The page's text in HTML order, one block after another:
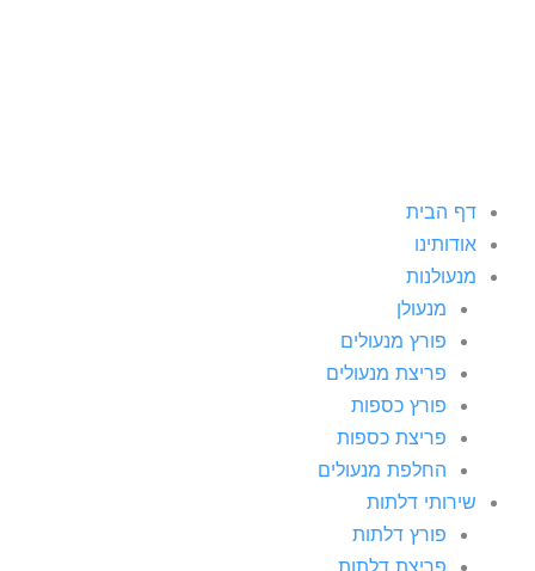
דף הבית
אודותינו
מנעולנות
מנעולן
פורץ מנעולים
פריצת מנעולים
פורץ כספות
פריצת כספות
החלפת מנעולים
שירותי דלתות
פורץ דלתות